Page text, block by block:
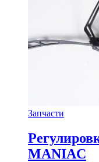
Запчасти
MANIAC